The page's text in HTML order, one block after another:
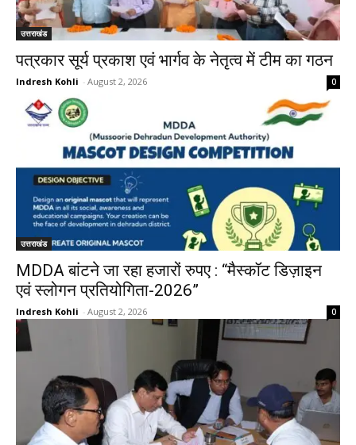
उत्तराखंड
पत्रकार सूर्य प्रकाश एवं भार्गव के नेतृत्व में टीम का गठन
Indresh Kohli - August 2, 2026 0
उत्तराखंड
MDDA बांटने जा रहा हजारों रुपए : “मैस्कॉट डिज़ाइन
एवं स्लोगन प्रतियोगिता-2026”
Indresh Kohli - August 2, 2026 0